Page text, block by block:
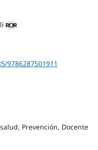
9786287501911
Prevención, Docente